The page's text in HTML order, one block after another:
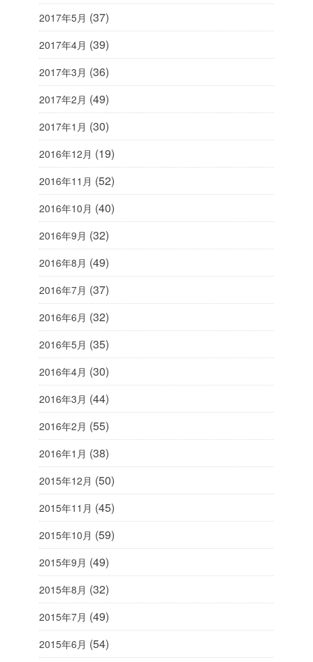
2017年5月 (37)
2017年4月 (39)
2017年3月 (36)
2017年2月 (49)
2017年1月 (30)
2016年12月 (19)
2016年11月 (52)
2016年10月 (40)
2016年9月 (32)
2016年8月 (49)
2016年7月 (37)
2016年6月 (32)
2016年5月 (35)
2016年4月 (30)
2016年3月 (44)
2016年2月 (55)
2016年1月 (38)
2015年12月 (50)
2015年11月 (45)
2015年10月 (59)
2015年9月 (49)
2015年8月 (32)
2015年7月 (49)
2015年6月 (54)